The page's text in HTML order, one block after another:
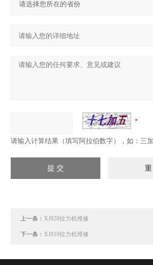
请输入计算结果（填写阿拉伯数字），如：三
上一条：XJ828拉力机维修
下一条：XJ810拉力机维修